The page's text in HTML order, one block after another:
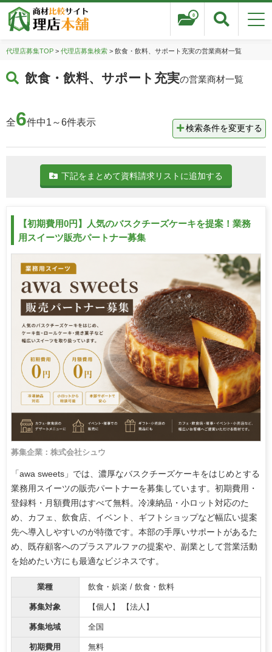
0
代理店募集TOP> 代理店募集検索> 飲食・飲料、サポート充実の営業商材一覧
飲食・飲料、サポート充実の営業商材一覧
全6件中1～6件表示
検索条件を変更する
下記をまとめて資料請求リストに追加する
【初期費用0円】人気のバスクチーズケーキを提案！業務
用スイーツ販売パートナー募集
募集企業：株式会社シュウ
「awa sweets」では、濃厚なバスクチーズケーキをはじめとする
業務用スイーツの販売パートナーを募集しています。初期費用・
登録料・月額費用はすべて無料。冷凍納品・小ロット対応のた
め、カフェ、飲食店、イベント、ギフトショップなど幅広い提案
先へ導入しやすいのが特徴です。本部の手厚いサポートがあるた
め、既存顧客へのプラスアルファの提案や、副業として営業活動
を始めたい方にも最適なビジネスです。
業種 飲食・娯楽 / 飲食・飲料
募集対象 【個人】 【法人】
募集地域 全国
初期費用 無料